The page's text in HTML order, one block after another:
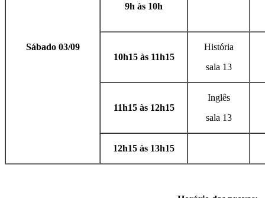
Sábado 03/09
9h às 10h
10h15 às 11h15
História
sala 13
11h15 às 12h15
Inglês
sala 13
12h15 às 13h15